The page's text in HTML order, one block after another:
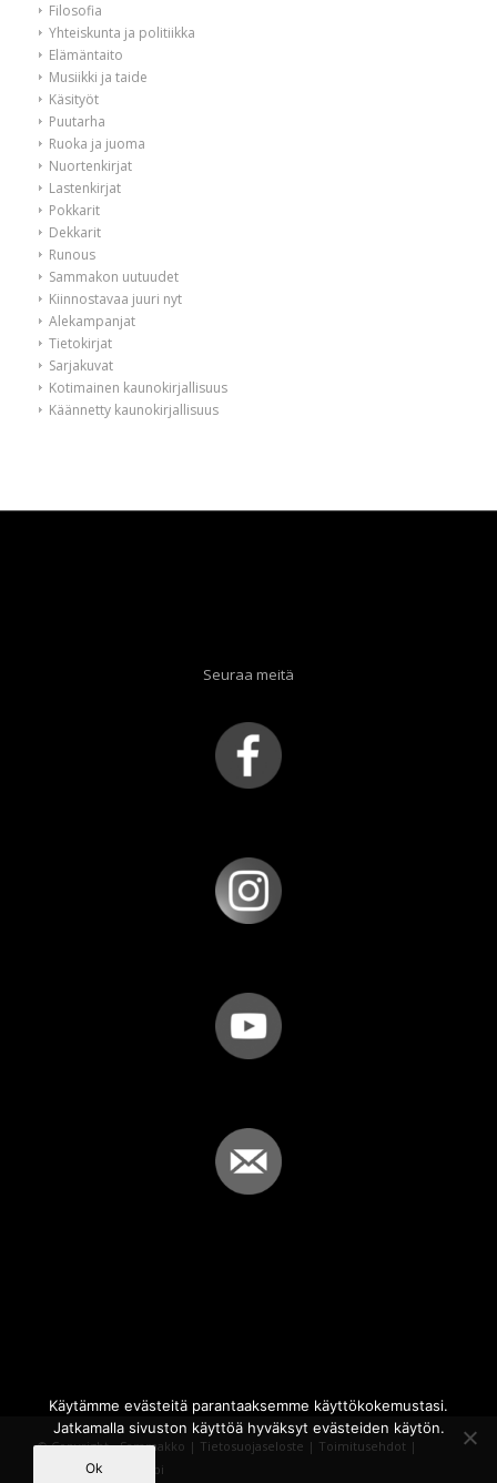
Filosofia
Yhteiskunta ja politiikka
Elämäntaito
Musiikki ja taide
Käsityöt
Puutarha
Ruoka ja juoma
Nuortenkirjat
Lastenkirjat
Pokkarit
Dekkarit
Runous
Sammakon uutuudet
Kiinnostavaa juuri nyt
Alekampanjat
Tietokirjat
Sarjakuvat
Kotimainen kaunokirjallisuus
Käännetty kaunokirjallisuus
Seuraa meitä
© Copyright - Sammakko | Tietosuojaseloste | Toimitusehdot |
Powered by
iQWebbi
Käytämme evästeitä parantaaksemme käyttökokemustasi.
Jatkamalla sivuston käyttöä hyväksyt evästeiden käytön.
Ok